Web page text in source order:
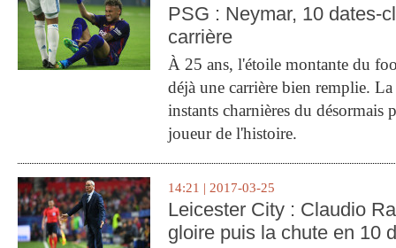
PSG : Neymar, 10 dates-
carrière
À 25 ans, l'étoile montante du
déjà une carrière bien remplie.
instants charnières du désormais
joueur de l'histoire.
14:21 | 2017-03-25
Leicester City : Claudio
gloire puis la chute en 10